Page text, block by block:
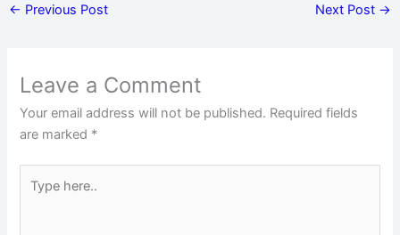
← Previous Post Next Post →
Leave a Comment
Your email address will not be published. Required fields
are marked *
here..